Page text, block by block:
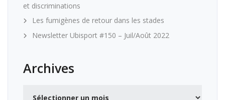
et discriminations
Les fumigènes de retour dans les stades
Newsletter Ubisport #150 – Juil/Août 2022
Archives